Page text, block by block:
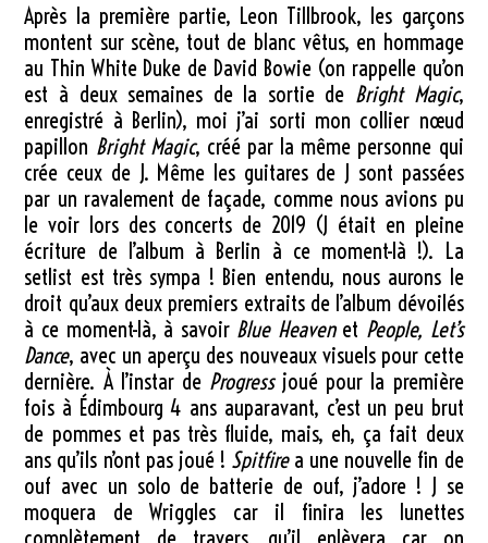
Après la première partie, Leon Tillbrook, les garçons
montent sur scène, tout de blanc vêtus, en hommage
au Thin White Duke de David Bowie (on rappelle qu’on
est à deux semaines de la sortie de Bright Magic,
enregistré à Berlin), moi j’ai sorti mon collier nœud
papillon Bright Magic, créé par la même personne qui
crée ceux de J. Même les guitares de J sont passées
par un ravalement de façade, comme nous avions pu
le voir lors des concerts de 2019 (J était en pleine
écriture de l’album à Berlin à ce moment-là !). La
setlist est très sympa ! Bien entendu, nous aurons le
droit qu’aux deux premiers extraits de l’album dévoilés
à ce moment-là, à savoir Blue Heavenet People, Let’s
Dance, avec un aperçu des nouveaux visuels pour cette
dernière. À l’instar de Progressjoué pour la première
fois à Édimbourg 4 ans auparavant, c’est un peu brut
de pommes et pas très fluide, mais, eh, ça fait deux
ans qu’ils n’ont pas joué ! Spitfirea une nouvelle fin de
ouf avec un solo de batterie de ouf, j’adore ! J se
moquera de Wriggles car il finira les lunettes